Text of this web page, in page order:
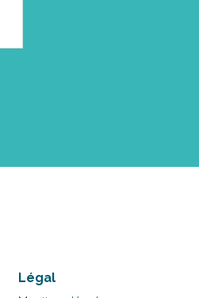
Légal